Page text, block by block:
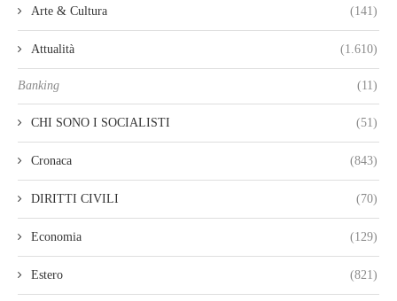
Arte & Cultura (141)
Attualità (1.610)
Banking (11)
CHI SONO I SOCIALISTI (51)
Cronaca (843)
DIRITTI CIVILI (70)
Economia (129)
Estero (821)